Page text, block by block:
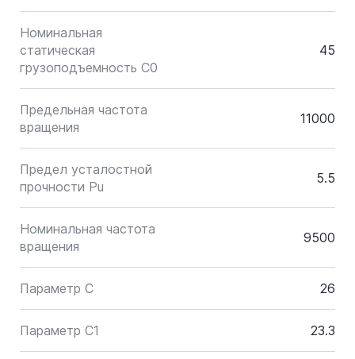
Номинальная
статическая
грузоподъемность C0
45
Предельная частота
вращения
11000
Предел усталостной
прочности Pu
5.5
Номинальная частота
вращения
9500
Параметр C 26
Параметр C1 23.3